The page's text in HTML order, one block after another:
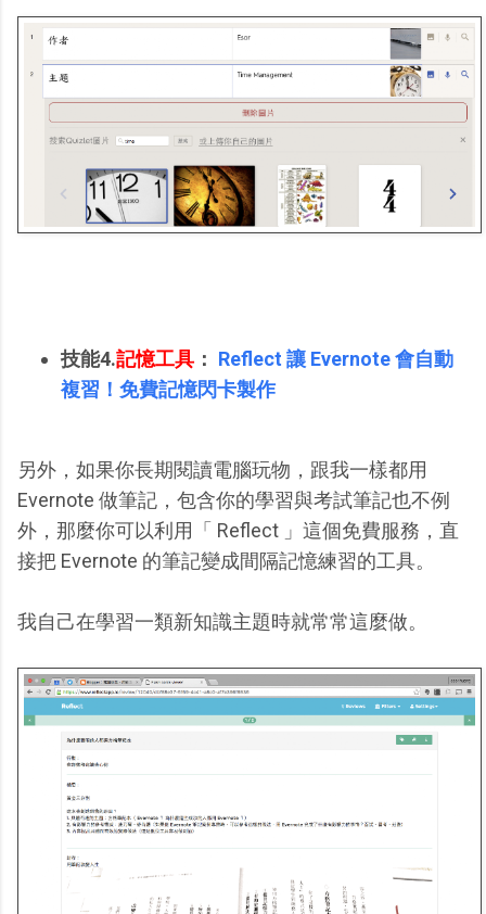
技能4.記憶工具 ： Reflect 讓 Evernote 會自動
複習！免費記憶閃卡製作
另外，如果你長期閱讀電腦玩物，跟我一樣都用
Evernote 做筆記，包含你的學習與考試筆記也不例
外，那麼你可以利用「 Reflect 」這個免費服務，直
接把 Evernote 的筆記變成間隔記憶練習的工具。
我自己在學習一類新知識主題時就常常這麼做。